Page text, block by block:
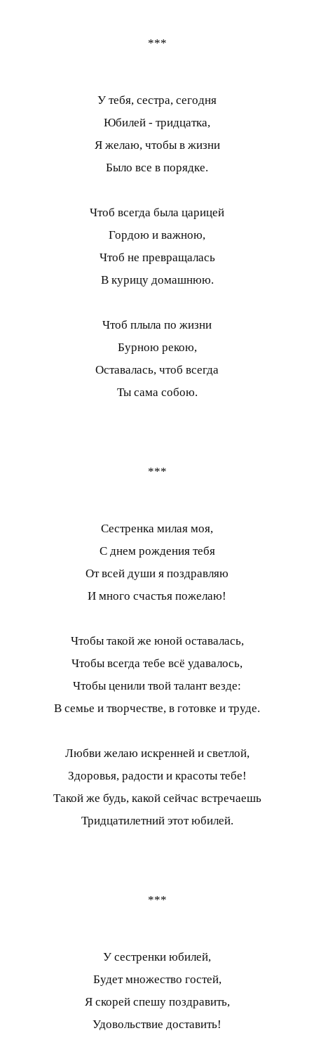
***
У тебя, сестра, сегодня
Юбилей - тридцатка,
Я желаю, чтобы в жизни
Было все в порядке.
Чтоб всегда была царицей
Гордою и важною,
Чтоб не превращалась
В курицу домашнюю.
Чтоб плыла по жизни
Бурною рекою,
Оставалась, чтоб всегда
Ты сама собою.
***
Сестренка милая моя,
С днем рождения тебя
От всей души я поздравляю
И много счастья пожелаю!
Чтобы такой же юной оставалась,
Чтобы всегда тебе всё удавалось,
Чтобы ценили твой талант везде:
В семье и творчестве, в готовке и труде.
Любви желаю искренней и светлой,
Здоровья, радости и красоты тебе!
Такой же будь, какой сейчас встречаешь
Тридцатилетний этот юбилей.
***
У сестренки юбилей,
Будет множество гостей,
Я скорей спешу поздравить,
Удовольствие доставить!